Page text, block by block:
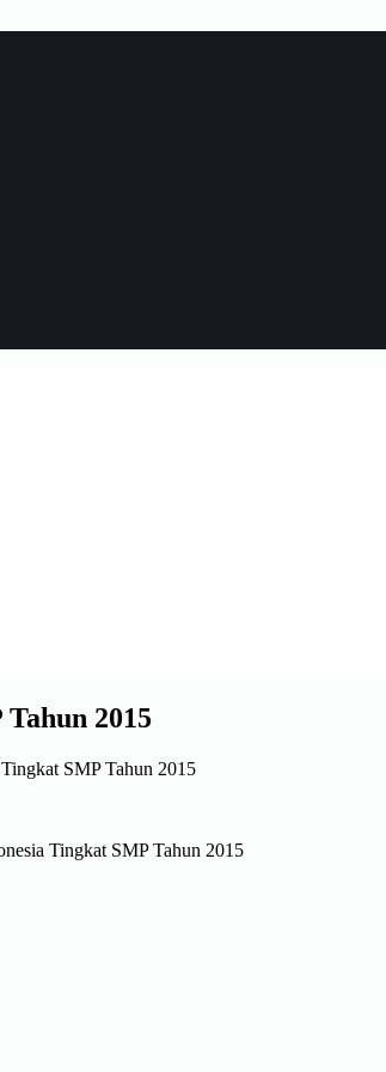
2015
SMP Tahun 2015
Tingkat SMP Tahun 2015